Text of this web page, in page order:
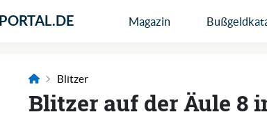
Magazin
Blitzer
Blitzer auf der Äule 8